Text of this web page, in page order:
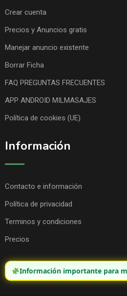
Crear cuenta
Precios y Anuncios gratis
Manejar anuncio existente
Borrar Ficha
FAQ PREGUNTAS FRECUENTES
APP ANDROID MILMASAJES
Política de cookies (UE)
Información
Contacto e información
Política de privacidad
Terminos y condiciones
Precios
Información importante para